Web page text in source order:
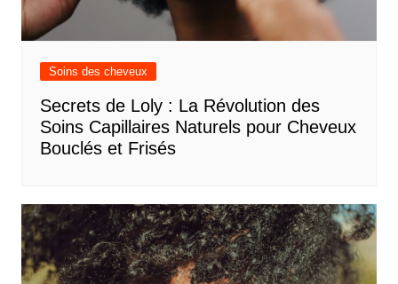
Soins des cheveux
Secrets de Loly : La Révolution des
Soins Capillaires Naturels pour Cheveux
Bouclés et Frisés